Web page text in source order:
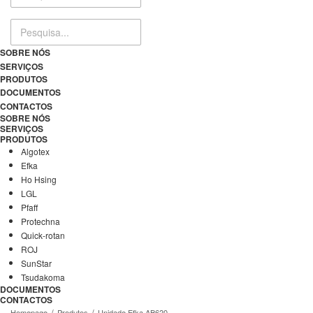
SOBRE NÓS
SERVIÇOS
PRODUTOS
DOCUMENTOS
CONTACTOS
SOBRE NÓS
SERVIÇOS
PRODUTOS
Algotex
Efka
Ho Hsing
LGL
Pfaff
Protechna
Quick-rotan
ROJ
SunStar
Tsudakoma
DOCUMENTOS
CONTACTOS